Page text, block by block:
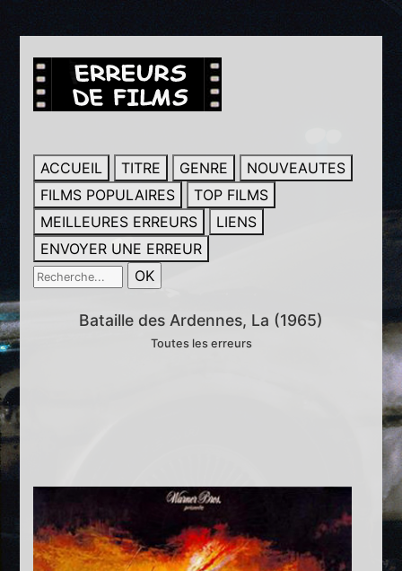
ACCUEIL TITRE GENRE
NOUVEAUTES
FILMS POPULAIRES
TOP FILMS
MEILLEURES ERREURS
LIENS
ENVOYER UNE ERREUR
Bataille des Ardennes, La (1965)
Toutes les erreurs